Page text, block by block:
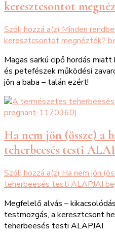
keresztcsontot
Szólj hozzá a(z) Minden
keresztcsontot megnézték?
Magas sarkú cipő hordás
és petefészek működési
jön a baba – talán ezért!
Ha nem jön (össze) a
teherbeesés testi
Szólj hozzá a(z) Ha nem jön
teherbeesés testi ALAPJAI
Megfelelő alvás –
testmozgás, a keresztcsont
teherbeesés testi ALAPJAI